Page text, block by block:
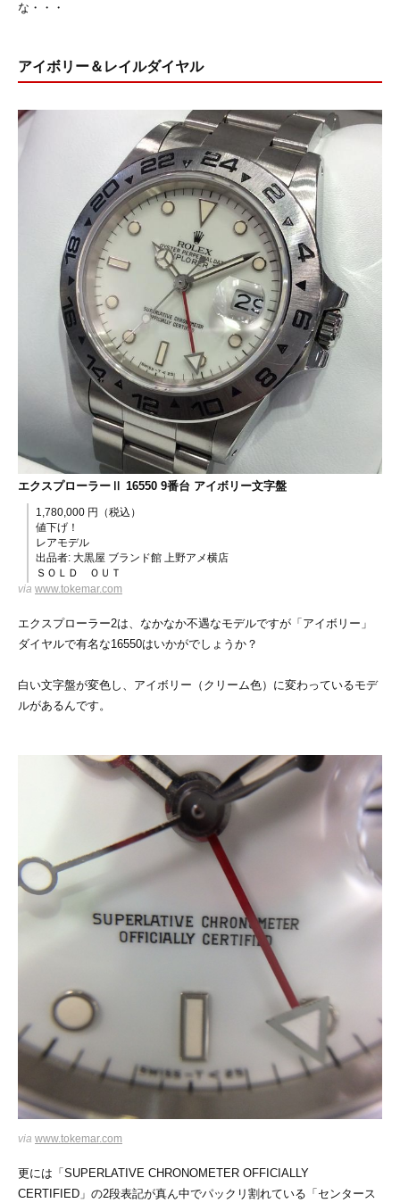
な・・・
アイボリー＆レイルダイヤル
エクスプローラーⅡ 16550 9番台 アイボリー文字盤
1,780,000 円（税込）
値下げ！
レアモデル
出品者: 大黒屋 ブランド館 上野アメ横店
ＳＯＬＤ ＯＵＴ
via www.tokemar.com
エクスプローラー2は、なかなか不遇なモデルですが「アイボリー」
ダイヤルで有名な16550はいかがでしょうか？
白い文字盤が変色し、アイボリー（クリーム色）に変わっているモデ
ルがあるんです。
via www.tokemar.com
更には「SUPERLATIVE CHRONOMETER OFFICIALLY
CERTIFIED」の2段表記が真ん中でパックリ割れている「センタース